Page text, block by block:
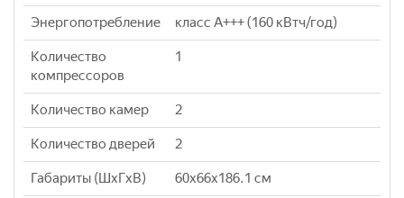
Энергопотребление класс A+++ (160 кВтч/год)
Количество
компрессоров
1
Количество камер 2
Количество дверей 2
Габариты (ШxГxВ) 60x66x186.1 см